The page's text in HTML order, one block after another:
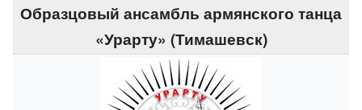
Образцовый ансамбль армянского танца
«Урарту» (Тимашевск)